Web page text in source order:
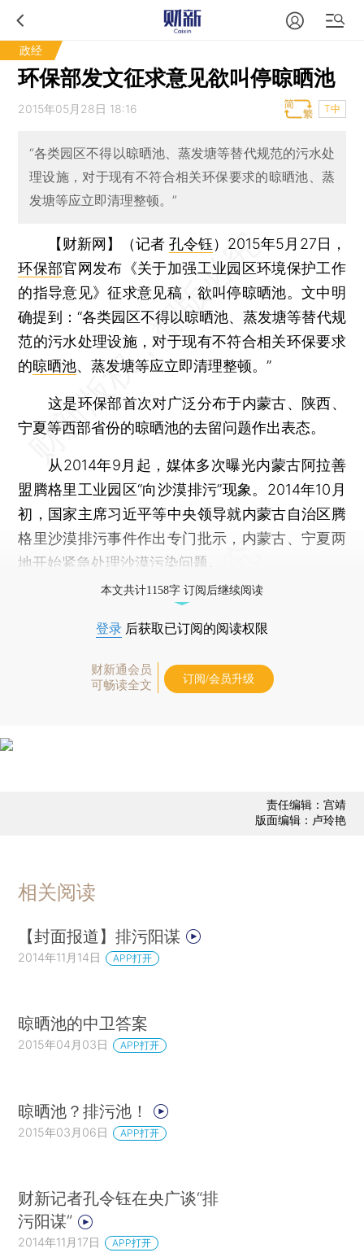
政经
环保部发文征求意见欲叫停晾晒池
2015年05月28日 18:16 T中
“各类园区不得以晾晒池、蒸发塘等替代规范的污水处
理设施，对于现有不符合相关环保要求的晾晒池、蒸
发塘等应立即清理整顿。”
【财新网】（记者孔令钰） 2015年5月27日，
环保部官网发布《关于加强工业园区环境保护工作
的指导意见》征求意见稿，欲叫停晾晒池。文中明
确提到：“各类园区不得以晾晒池、蒸发塘等替代规
范的污水处理设施，对于现有不符合相关环保要求
的晾晒池、蒸发塘等应立即清理整顿。”
这是环保部首次对广泛分布于内蒙古、陕西、
宁夏等西部省份的晾晒池的去留问题作出表态。
从2014年9月起，媒体多次曝光内蒙古阿拉善
盟腾格里工业园区“向沙漠排污”现象。2014年10月
初，国家主席习近平等中央领导就内蒙古自治区腾
格里沙漠排污事件作出专门批示，内蒙古、宁夏两
地开始紧急处理沙漠污染问题。
本文共计1158字 订阅后继续阅读
登录 后获取已订阅的阅读权限
财新通会员
可畅读全文
订阅/会员升级
责任编辑：宫靖
版面编辑：卢玲艳
相关阅读
【封面报道】排污阳谋
2014年11月14日 APP打开
晾晒池的中卫答案
2015年04月03日 APP打开
晾晒池？排污池！
2015年03月06日 APP打开
财新记者孔令钰在央广谈“排
污阳谋”
2014年11月17日 APP打开